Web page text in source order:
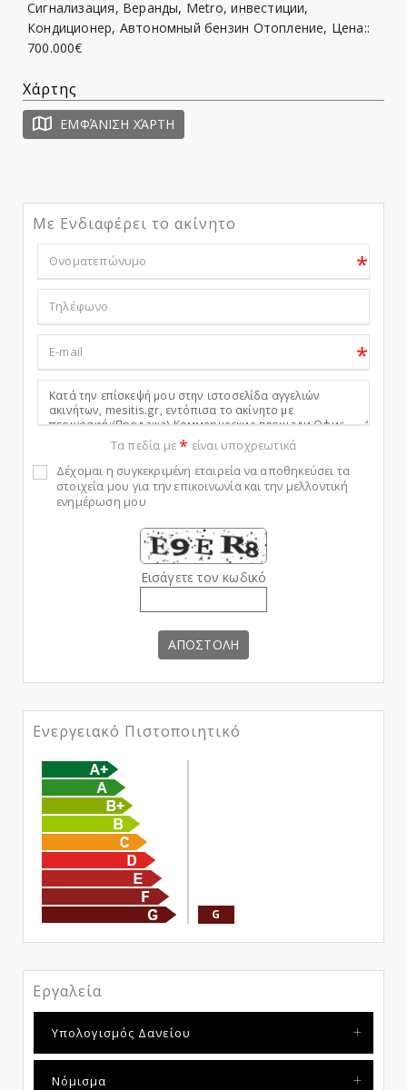
Сигнализация, Веранды, Metro, инвестиции,
Кондиционер, Aвтономный бензин Отопление, Цена::
700.000€
Χάρτης
ΕΜΦΆΝΙΣΗ ΧΆΡΤΗ
Με Ενδιαφέρει το ακίνητο
*
*
Τα πεδία με* είναι υποχρεωτικά
Δέχομαι η συγκεκριμένη εταιρεία να αποθηκεύσει τα
στοιχεία μου για την επικοινωνία και την μελλοντική
ενημέρωση μου
Εισάγετε τον κωδικό
ΑΠΟΣΤΟΛΗ
Ενεργειακό Πιστοποιητικό
G
Εργαλεία
Υπολογισμός Δανείου
Νόμισμα